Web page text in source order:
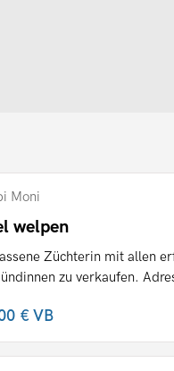
Moni
welpen
Züchterin mit allen
zu verkaufen.
€VB